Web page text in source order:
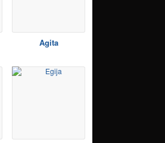
Agita